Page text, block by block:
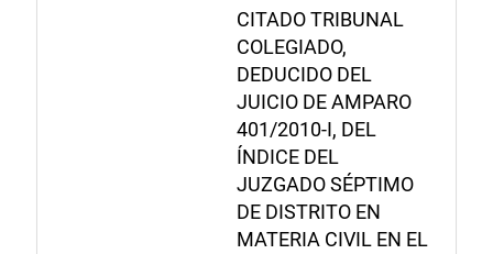
CITADO TRIBUNAL
COLEGIADO,
DEDUCIDO DEL
JUICIO DE AMPARO
401/2010-I, DEL
ÍNDICE DEL
JUZGADO SÉPTIMO
DE DISTRITO EN
MATERIA CIVIL EN EL